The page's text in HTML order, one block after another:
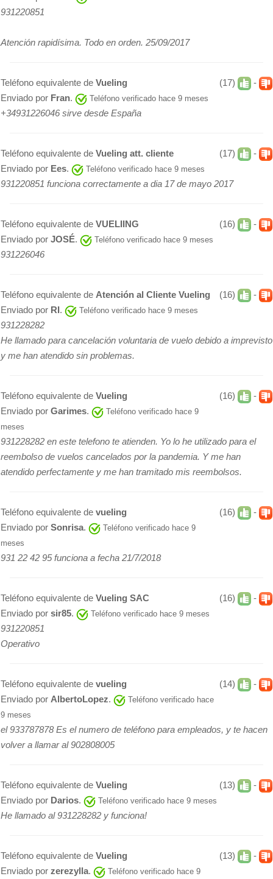
931220851
Atención rapidísima. Todo en orden. 25/09/2017
(17) -
Teléfono equivalente de Vueling
Enviado por Fran. Teléfono verificado hace 9 meses
+34931226046 sirve desde España
(17) -
Teléfono equivalente de Vueling att. cliente
Enviado por Ees. Teléfono verificado hace 9 meses
931220851 funciona correctamente a dia 17 de mayo 2017
(16) -
Teléfono equivalente de VUELIING
Enviado por JOSÉ. Teléfono verificado hace 9 meses
931226046
(16) -
Teléfono equivalente de Atención al Cliente Vueling
Enviado por RI . Teléfono verificado hace 9 meses
931228282
He llamado para cancelación voluntaria de vuelo debido a imprevisto
y me han atendido sin problemas.
(16) -
Teléfono equivalente de Vueling
Enviado por Garimes.
Teléfono verificado hace 9
meses
931228282 en este telefono te atienden. Yo lo he utilizado para el
reembolso de vuelos cancelados por la pandemia. Y me han
atendido perfectamente y me han tramitado mis reembolsos.
(16) -
Teléfono equivalente de vueling
Enviado por Sonrisa.
Teléfono verificado hace 9
meses
931 22 42 95 funciona a fecha 21/7/2018
(16) -
Teléfono equivalente de Vueling SAC
Enviado por sir85. Teléfono verificado hace 9 meses
931220851
Operativo
(14) -
Teléfono equivalente de vueling
Enviado por AlbertoLopez.
Teléfono verificado hace
9 meses
el 933787878 Es el numero de teléfono para empleados, y te hacen
volver a llamar al 902808005
(13) -
Teléfono equivalente de Vueling
Enviado por Darios. Teléfono verificado hace 9 meses
He llamado al 931228282 y funciona!
(13) -
Teléfono equivalente de Vueling
Enviado por zerezylla.
Teléfono verificado hace 9